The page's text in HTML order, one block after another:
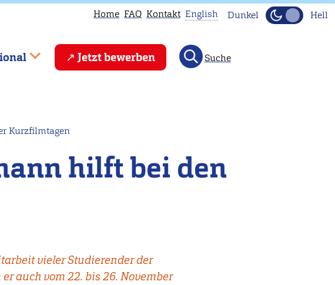
Home FAQ Kontakt
This
page
Head
to
English Dunkel Hell
Jetzt bewerben Suche
Kurzfilmtagen
hilft bei den
vieler Studierender der
auch vom 22. bis 26. November